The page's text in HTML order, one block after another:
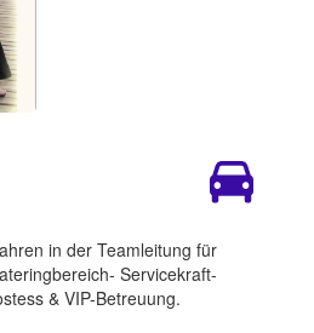
in der Teamleitung für
Servicekraft-
& VIP-Betreuung.